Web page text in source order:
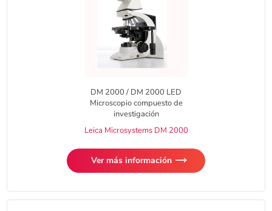
DM 2000 / DM 2000 LED
Microscopio compuesto de
investigación
Leica Microsystems DM 2000
Ver más información